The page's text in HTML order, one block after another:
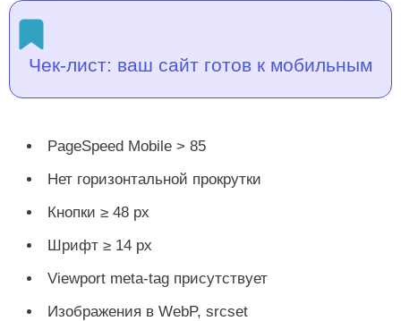
Чек-лист: ваш сайт готов к мобильным
PageSpeed Mobile > 85
Нет горизонтальной прокрутки
Кнопки ≥ 48 px
Шрифт ≥ 14 px
Viewport meta-tag присутствует
Изображения в WebP, srcset